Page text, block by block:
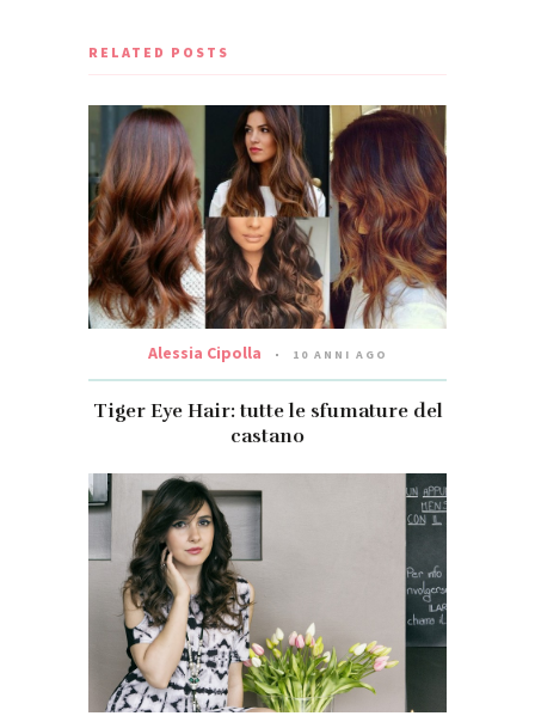
RELATED POSTS
Alessia Cipolla 10 ANNI AGO
Tiger Eye Hair: tutte le sfumature del
castano